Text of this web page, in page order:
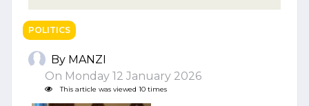
POLITICS
By MANZI
On Monday 12 January 2026
This article was viewed 10 times